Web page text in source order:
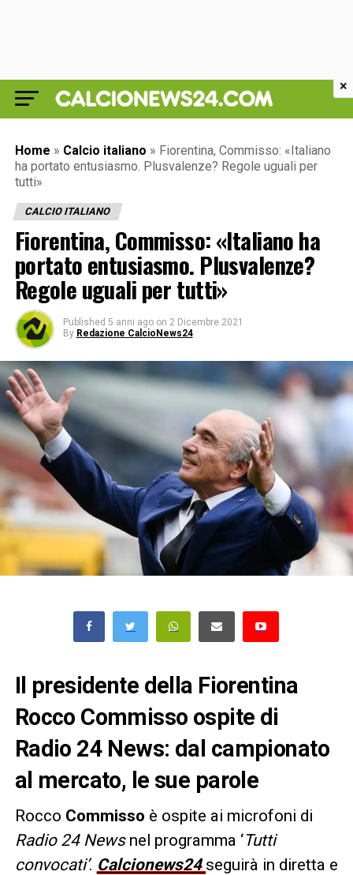
Home » Calcio italiano » Fiorentina, Commisso: «Italiano
ha portato entusiasmo. Plusvalenze? Regole uguali per
tutti»
CALCIO ITALIANO
Fiorentina, Commisso: «Italiano ha
portato entusiasmo. Plusvalenze?
Regole uguali per tutti»
Published 5 anni ago on 2 Dicembre 2021
By Redazione CalcioNews24
Il presidente della Fiorentina
Rocco Commisso ospite di
Radio 24 News: dal campionato
al mercato, le sue parole
Rocco Commisso è ospite ai microfoni di
Radio 24 Newsnel programma ‘Tutti
convocati’. Calcionews24 seguirà in diretta e
×